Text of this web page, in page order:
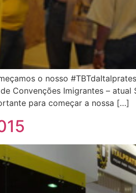
o nosso
Convenções Imigrantes –
para começar a nossa […]